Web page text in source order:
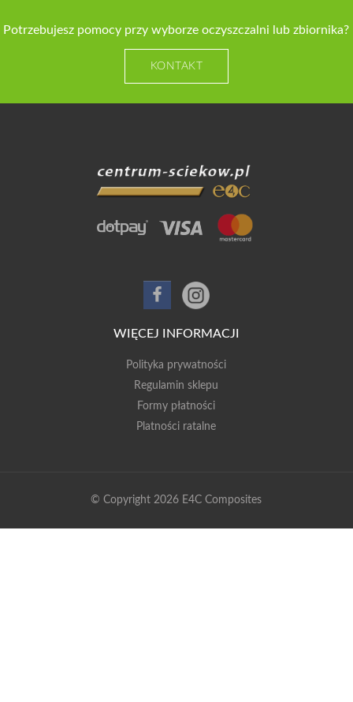
Potrzebujesz pomocy przy wyborze oczyszczalni lub zbiornika?
KONTAKT
WIĘCEJ INFORMACJI
Polityka prywatności
Regulamin sklepu
Formy płatności
Platności ratalne
© Copyright 2026 E4C Composites